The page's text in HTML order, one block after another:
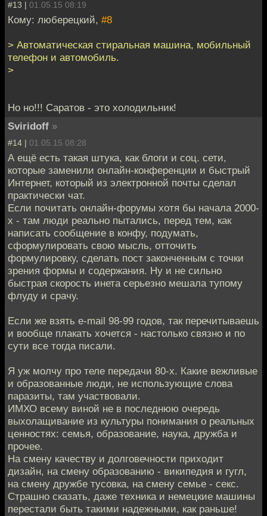
#13 | 01.05.15 08:19
Кому: люберецкий, #8
> Автоматическая стиральная машина, мобильный
телефон и автомобиль.
>
Но но!!! Саратов - это холодильник!
Sviridoff »
#14 | 01.05.15 08:28
А ещё есть такая штука, как блоги и соц. сети,
которые заменили онлайн-конференции и быстрый
Интернет, который из электронной почты сделал
практически чат.
Если почитать онлайн-форумы хотя бы начала 2000-
х - там люди реально пытались, перед тем, как
написать сообщение в конфу, подумать,
сформулировать свою мысль, отточить
формулировку, сделать пост законченным с точки
зрения формы и содержания. Ну и не сильно
быстрая скорость инета серьезно мешала тупому
флуду и срачу.
Если же взять e-mail 98-99 годов, так перечитываешь
и вообще плакать хочется - настолько связно и по
сути все тогда писали.
Я уж молчу про теле передачи 80-х. Какие вежливые
и образованные люди, не использующие слова
паразиты, там участвовали.
ИМХО всему виной не в последнюю очередь
выхолащивание из культуры понимания о реальных
ценностях: семья, образование, наука, дружба и
прочее.
На смену качеству и долговечности приходит
дизайн, на смену образованию - википедия и гугл,
на смену дружбе тусовка, на смену семье - секс.
Страшно сказать, даже техника и немецкие машины
перестали быть такими надежными, как раньше!